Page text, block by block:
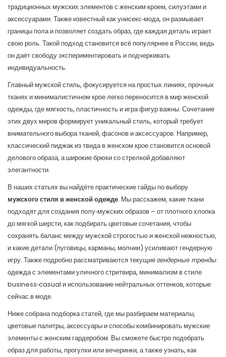
традиционных мужских элементов с женским кроем, силуэтами и
аксессуарами. Также известный какунисекс‑мода, он размывает
границы пола и позволяет создать образ, где каждая деталь играет
свою роль. Такой подход становится всё популярнее в России, ведь
он даёт свободу экспериментировать и подчеркивать
индивидуальность.
Главный мужской стиль, фокусируется на простых линиях, прочных
тканях и минималистичном кроелегко переносится в мирженской
одежды, где мягкость, пластичность и игра фигур важны. Сочетание
этих двух миров формирует уникальный стиль, который требует
внимательного выбора тканей, фасонов и аксессуаров. Например,
классический пиджак из твида в женском крое становится основой
делового образа, а широкие брюки со стрелкой добавляют
элегантности.
В наших статьях вы найдёте практические гайды по выбору
мужского стиля в женской одежде. Мы расскажем, какие ткани
подходят для создания полу‑мужских образов – от плотного хлопка
до мягкой шерсти, как подбирать цветовые сочетания, чтобы
сохранять баланс между мужской строгостью и женской нежностью,
и какие детали (пуговицы, карманы, молнии) усиливают гендерную
игру. Также подробно рассматриваются текущиегендерные тренды:
одежда с элементами уличного стритвира, минимализм в стиле
business‑casual и использование нейтральных оттенков, которые
сейчас в моде.
Ниже собрана подборка статей, где мы разбираем материалы,
цветовые палитры, аксессуары и способы комбинировать мужские
элементы с женским гардеробом. Вы сможете быстро подобрать
образ для работы, прогулки или вечеринки, а также узнать, как